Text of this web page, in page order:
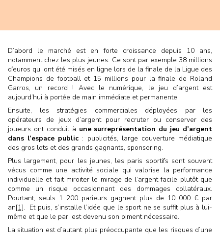
D’abord le marché est en forte croissance depuis 10 ans,
notamment chez les plus jeunes. Ce sont par exemple 38 millions
d’euros qui ont été misés en ligne lors de la finale de la Ligue des
Champions de football et 15 millions pour la finale de Roland
Garros, un record ! Avec le numérique, le jeu d’argent est
aujourd’hui à portée de main immédiate et permanente.
Ensuite, les stratégies commerciales déployées par les
opérateurs de jeux d’argent pour recruter ou conserver des
joueurs ont conduit à une surreprésentation du jeu d’argent
dans l’espace public : publicités, large couverture médiatique
des gros lots et des grands gagnants, sponsoring.
Plus largement, pour les jeunes, les paris sportifs sont souvent
vécus comme une activité sociale qui valorise la performance
individuelle et fait miroiter le mirage de l’argent facile plutôt que
comme un risque occasionnant des dommages collatéraux.
Pourtant, seuls 1 200 parieurs gagnent plus de 10 000 € par
an[1]. Et puis, s’installe l’idée que le sport ne se suffit plus à lui-
même et que le pari est devenu son piment nécessaire.
La situation est d’autant plus préoccupante que les risques d’une